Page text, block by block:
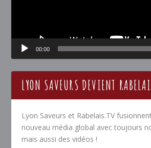
00:00
LYON SAVEURS DEVIENT
Lyon Saveurs et Rabelais.TV
nouveau média global avec toujours
mais aussi des vidéos !